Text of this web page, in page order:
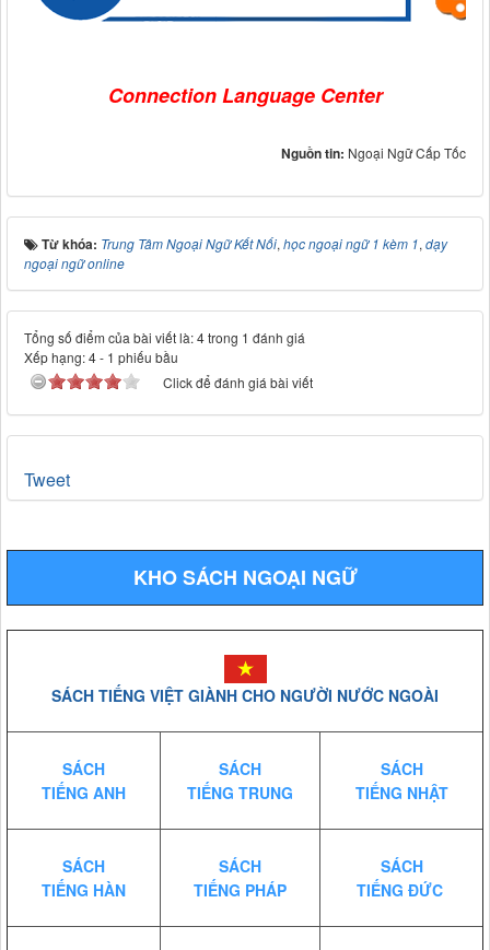
Connection Language Center
Nguồn tin: Ngoại Ngữ Cấp Tốc
Từ khóa: Trung Tâm Ngoại Ngữ Kết Nối, học ngoại ngữ 1 kèm 1, dạy
ngoại ngữ online
Tổng số điểm của bài viết là: 4 trong 1 đánh giá
Xếp hạng:4- 1 phiếu bầu
Click để đánh giá bài viết
Tweet
KHO SÁCH NGOẠI NGỮ
SÁCH TIẾNG VIỆT GIÀNH CHO NGƯỜI NƯỚC NGOÀI
SÁCH
TIẾNG ANH
SÁCH
TIẾNG TRUNG
SÁCH
TIẾNG NHẬT
SÁCH
TIẾNG HÀN
SÁCH
TIẾNG PHÁP
SÁCH
TIẾNG ĐỨC